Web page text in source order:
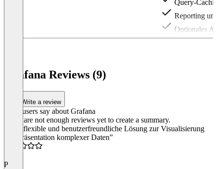
Query-
Reporting
Optionales
Grafana Reviews (9)
Write a review
What users say about Grafana
There are not enough reviews yet to create a summary.
“Eine flexible und benutzerfreundliche Lösung zur Visualisierung
und Präsentation komplexer Daten”
P